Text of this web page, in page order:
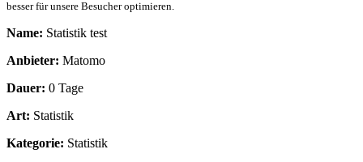
besser für unsere Besucher optimieren.
Name: Statistik test
Anbieter: Matomo
Dauer: 0 Tage
Art: Statistik
Kategorie: Statistik